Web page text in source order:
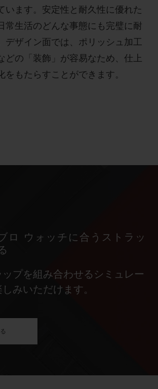
います。安定性と耐久性に優れた
常生活のどんな事態にも完璧に耐
デザイン面では、ポリッシュ加工
どの「装飾」が容易なため、仕上
をもたらすことができます。
ロ ウォッチに合うストラッ
プを組み合わせるシミュレー
みいただけます。